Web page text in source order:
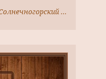
Московская область, Солнечногорский район, г. Солнечногорск, Ленинградское шоссе